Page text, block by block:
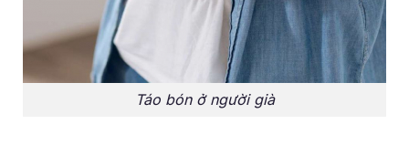
Táo bón ở người già